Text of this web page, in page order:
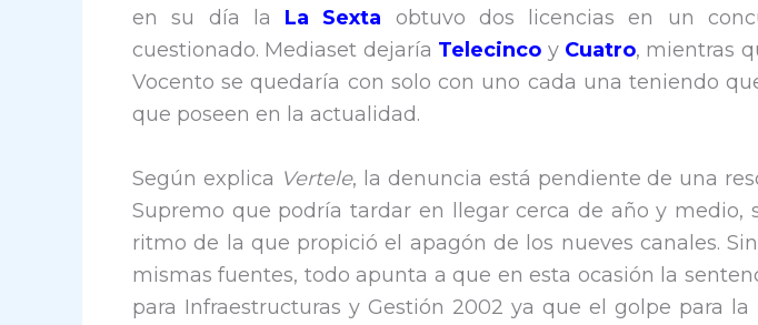
en su día la La Sexta obtuvo dos licencias en un
cuestionado. Mediaset dejaría Telecinco y Cuatro, mientras
Vocento se quedaría con solo con uno cada una teniendo
que poseen en la actualidad.
Según explica Vertele, la denuncia está pendiente de una
Supremo que podría tardar en llegar cerca de año y medio,
ritmo de la que propició el apagón de los nueves canales.
mismas fuentes, todo apunta a que en esta ocasión la
para Infraestructuras y Gestión 2002 ya que el golpe para